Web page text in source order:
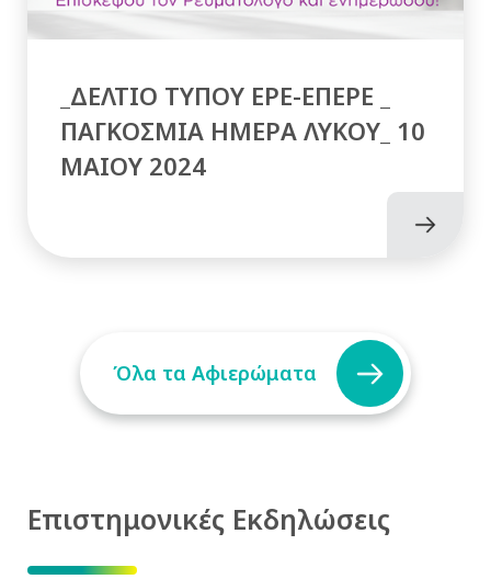
_ΔΕΛΤΙΟ ΤΥΠΟΥ ΕΡΕ-ΕΠΕΡΕ _
ΠΑΓΚΟΣΜΙΑ ΗΜΕΡΑ ΛΥΚΟΥ_ 10
MAIOY 2024
Όλα τα Αφιερώματα
Επιστημονικές Εκδηλώσεις